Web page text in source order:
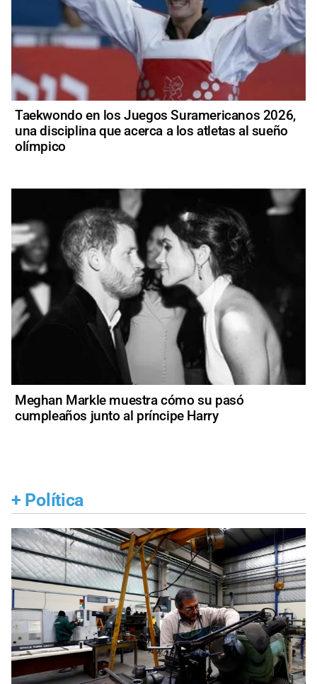
Taekwondo en los Juegos Suramericanos 2026,
una disciplina que acerca a los atletas al sueño
olímpico
Meghan Markle muestra cómo su pasó
cumpleaños junto al príncipe Harry
+ Política